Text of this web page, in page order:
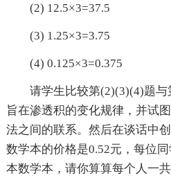
(2) 12.5×3=37.5
(3) 1.25×3=3.75
(4) 0.125×3=0.375
请学生比较第(2)(3)(4)题
旨在渗透积的变化规律，并试
法之间的联系。然后在谈话中
数学本的价格是0.52元，每位
本数学本，请你算算每个人一